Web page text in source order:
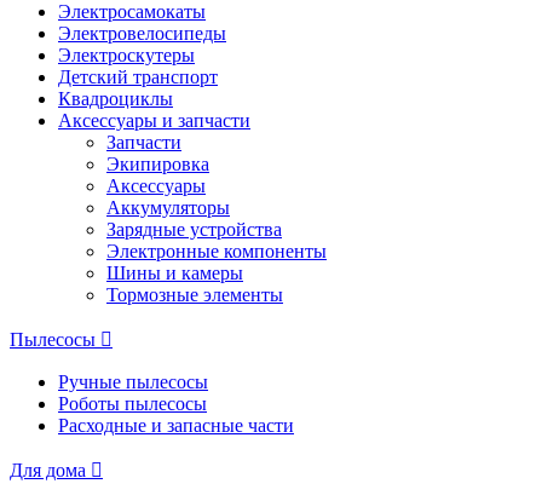
Электросамокаты
Электровелосипеды
Электроскутеры
Детский транспорт
Квадроциклы
Аксессуары и запчасти
Запчасти
Экипировка
Аксессуары
Аккумуляторы
Зарядные устройства
Электронные компоненты
Шины и камеры
Тормозные элементы
Пылесосы
Ручные пылесосы
Роботы пылесосы
Расходные и запасные части
Для дома